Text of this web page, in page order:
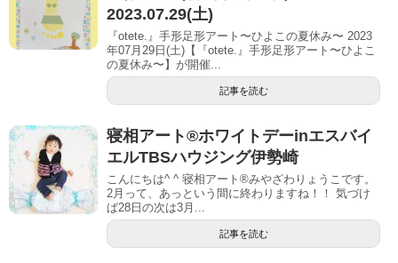
2023.07.29(土)
『otete.』手形足形アート〜ひよこの夏休み〜 2023
年07月29日(土)【『otete.』手形足形アート〜ひよこ
の夏休み〜】が開催...
記事を読む
寝相アート®︎ホワイトデーinエスバイ
エルTBSハウジング伊勢崎
こんにちは^ ^ 寝相アート®︎みやざわりょうこです。
2月って、あっという間に終わりますね！！ 気づけ
ば28日の次は3月...
記事を読む